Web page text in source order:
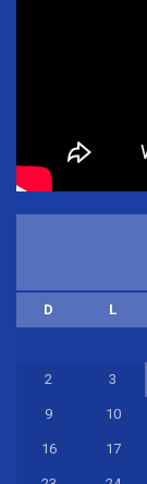
D L
2 3
9 10
16 17